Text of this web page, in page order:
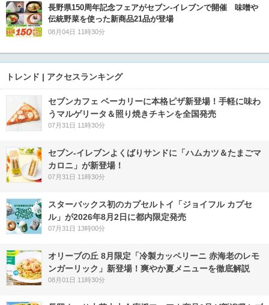
長野県150周年記念フェアがセブン-イレブンで開催 味噌や
伝統野菜を使った新商品21品が登場
08月04日 11時30分
トレンド | アクセスランキング
セブンカフェ ベーカリーに本格ピザ新登場！手軽に味わ
うマルゲリータ＆照り焼きチキンを全国発売
07月31日 11時30分
セブン‐イレブンよくばりサンドに「ハムカツ＆たまごマ
カロニ」が新登場！
07月31日 11時30分
スターバックス初のカプセルトイ「ジョイフル カプセ
ル」が2026年8月2日に都内限定発売
07月31日 13時00分
オリーブの丘 8月限定「冷製カッペリーニ 赤海老のレモ
ンガーリック」新登場！爽やか夏メニューを徹底解説
08月01日 11時30分